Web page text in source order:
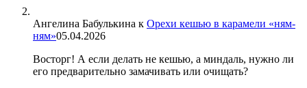
Ангелина Бабулькина к Орехи кешью в карамели «ням-
ням»05.04.2026
Восторг! А если делать не кешью, а миндаль, нужно ли
его предварительно замачивать или очищать?